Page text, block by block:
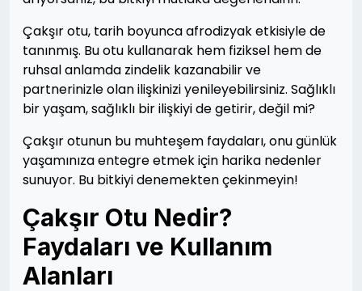
Çakşır otu, tarih boyunca afrodizyak etkisiyle de
tanınmış. Bu otu kullanarak hem fiziksel hem de
ruhsal anlamda zindelik kazanabilir ve
partnerinizle olan ilişkinizi yenileyebilirsiniz. Sağlıklı
bir yaşam, sağlıklı bir ilişkiyi de getirir, değil mi?
Çakşır otunun bu muhteşem faydaları, onu günlük
yaşamınıza entegre etmek için harika nedenler
sunuyor. Bu bitkiyi denemekten çekinmeyin!
Çakşır Otu Nedir?
Faydaları ve Kullanım
Alanları